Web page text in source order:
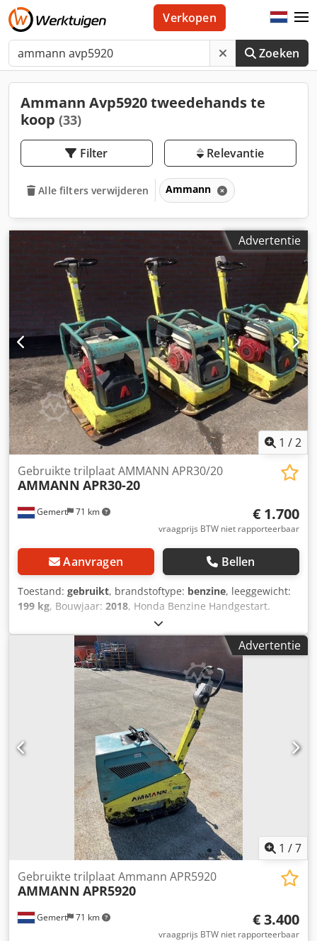
Zoeken
Verkopen
Ammann Avp5920 tweedehands te
koop (33)
Filter Relevantie
Alle filters verwijderen Ammann
Advertentie
1 /2
Gemert 71 km
Gebruikte trilplaat AMMANN APR30/20
AMMANN APR30-20
€ 1.700
vraagprijs BTW niet rapporteerbaar
Aanvragen Bellen
Toestand: gebruikt, brandstoftype: benzine, leeggewicht:
199 kg, Bouwjaar: 2018, Honda Benzine Handgestart.
Gewicht: 199 kg slagkracht: 30kn Breedte plaat: 50cm
Vooruit/teruguit Prijs: €1.700,- ex BTW Cedpsxw H Hvsfx Ai
Tjha Meerdere op voorraad!!
Advertentie
1 /7
Gemert 71 km
Gebruikte trilplaat Ammann APR5920
AMMANN APR5920
€ 3.400
vraagprijs BTW niet rapporteerbaar